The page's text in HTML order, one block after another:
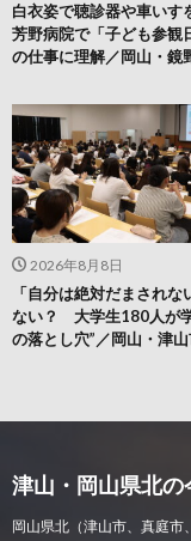
2026年8月8日
「自分は絶対だまされな
ない？ 大学生180人が
の落とし穴”／岡山・津
白衣姿で聴診器や車い
芳野病院で「子ども参
の仕事に理解／岡山・鏡
津山・岡山県北の
岡山県北（津山市、真庭